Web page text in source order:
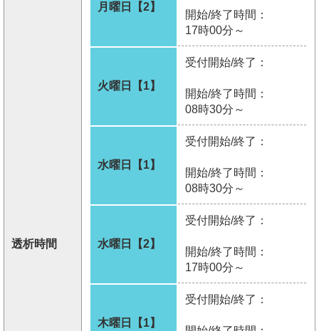
透析時間
月曜日【2】
開始/終了時間：
17時00分～
火曜日【1】
受付開始/終了：
開始/終了時間：
08時30分～
水曜日【1】
受付開始/終了：
開始/終了時間：
08時30分～
水曜日【2】
受付開始/終了：
開始/終了時間：
17時00分～
木曜日【1】
受付開始/終了：